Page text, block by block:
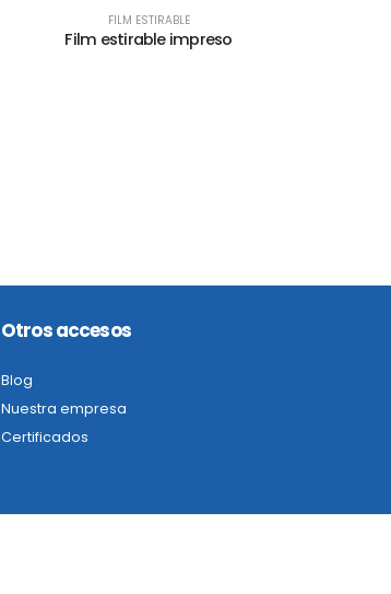
FILM ESTIRABLE
Film estirable manual
Otros accesos
Blog
Nuestra empresa
Certificados